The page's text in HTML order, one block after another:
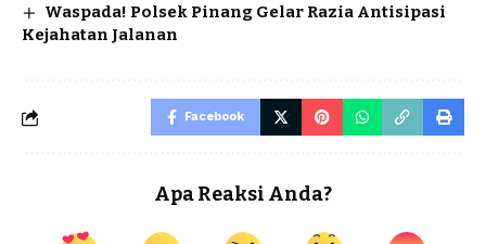
Waspada! Polsek Pinang Gelar Razia Antisipasi
Kejahatan Jalanan
Facebook
Apa Reaksi Anda?